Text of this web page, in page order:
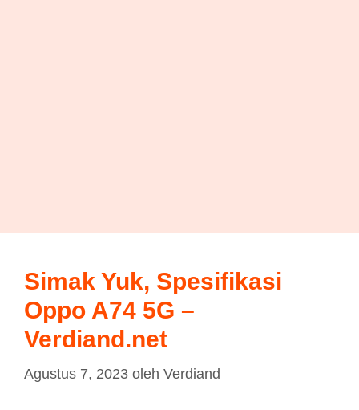
Simak Yuk, Spesifikasi
Oppo A74 5G –
Verdiand.net
Agustus 7, 2023 oleh Verdiand